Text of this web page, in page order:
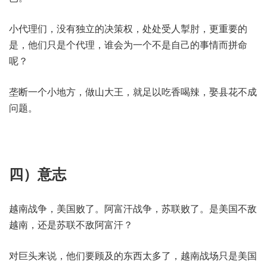
小代理们，没有独立的决策权，处处受人掣肘，更重要的
是，他们只是个代理，谁会为一个不是自己的事情而拼命
呢？
垄断一个小地方，做山大王，就足以吃香喝辣，娶县花不成
问题。
四）意志
越南战争，美国败了。阿富汗战争，苏联败了。是美国不敌
越南，还是苏联不敌阿富汗？
对巨头来说，他们要顾及的东西太多了，越南战场只是美国